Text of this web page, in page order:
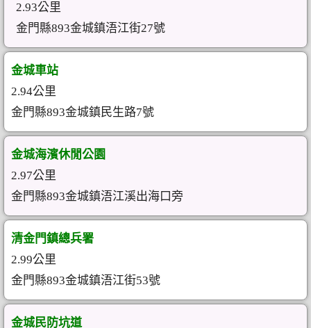
2.93公里
金門縣893金城鎮浯江街27號
金城車站
2.94公里
金門縣893金城鎮民生路7號
金城海濱休閒公園
2.97公里
金門縣893金城鎮浯江溪出海口旁
清金門鎮總兵署
2.99公里
金門縣893金城鎮浯江街53號
金城民防坑道